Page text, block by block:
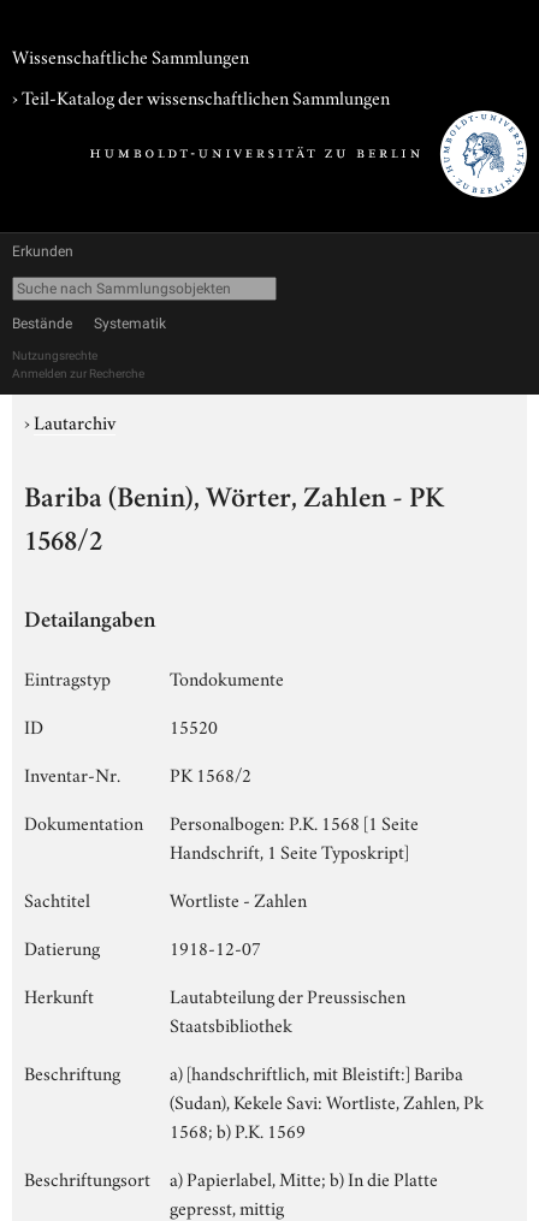
Wissenschaftliche Sammlungen
› Teil-Katalog der wissenschaftlichen Sammlungen
Erkunden
Bestände Systematik
Nutzungsrechte
Anmelden zur Recherche
›Lautarchiv
Bariba (Benin), Wörter, Zahlen - PK
1568/2
Detailangaben
Eintragstyp
Tondokumente
ID
15520
Inventar-Nr.
PK 1568/2
Dokumentation
Personalbogen: P.K. 1568 [1 Seite
Handschrift, 1 Seite Typoskript]
Sachtitel
Wortliste - Zahlen
Datierung
1918-12-07
Herkunft
Lautabteilung der Preussischen
Staatsbibliothek
Beschriftung
a) [handschriftlich, mit Bleistift:] Bariba
(Sudan), Kekele Savi: Wortliste, Zahlen, Pk
1568; b) P.K. 1569
Beschriftungsort
a) Papierlabel, Mitte; b) In die Platte
gepresst, mittig